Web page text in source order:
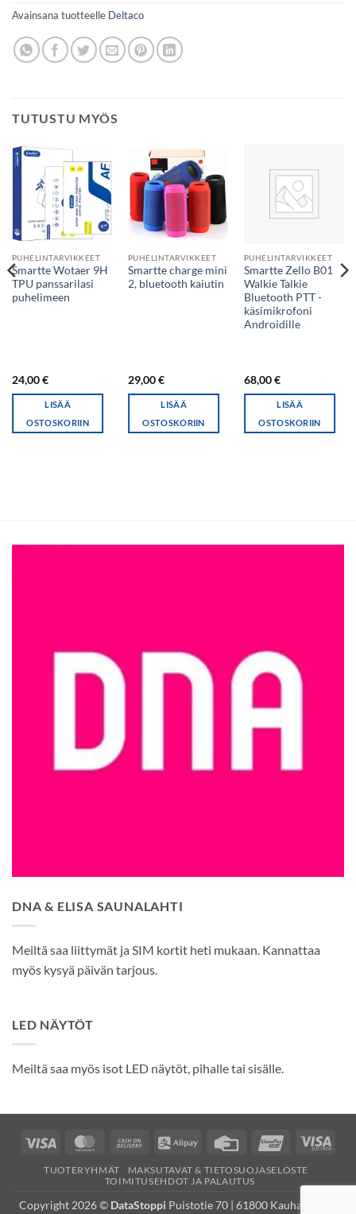
Avainsana tuotteelle Deltaco
TUTUSTU MYÖS
PUHELINTARVIKKEET
Smartte Wotaer 9H
TPU panssarilasi
puhelimeen
24,00€
LISÄÄ
OSTOSKORIIN
PUHELINTARVIKKEET
Smartte charge mini
2, bluetooth kaiutin
29,00€
LISÄÄ
OSTOSKORIIN
PUHELINTARVIKKEET
Smartte Zello B01
Walkie Talkie
Bluetooth PTT -
käsimikrofoni
Androidille
68,00€
LISÄÄ
OSTOSKORIIN
DNA & ELISA SAUNALAHTI
Meiltä saa liittymät ja SIM kortit heti mukaan. Kannattaa
myös kysyä päivän tarjous.
LED NÄYTÖT
Meiltä saa myös isot LED näytöt, pihalle tai sisälle.
Visa MasterCardCash
Delivery
Alipay
Credit
UnionPayVisa
TUOTERYHMÄT
MAKSUTAVAT & TIETOSUOJASELOSTE
TOIMITUSEHDOT JA PALAUTUS
Copyright 2026 © DataStoppi Puistotie 70 | 61800 Kauhajoki (K-